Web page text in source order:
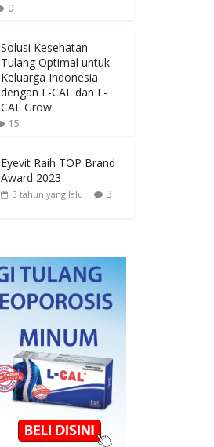
0
Solusi Kesehatan
Tulang Optimal untuk
Keluarga Indonesia
dengan L-CAL dan L-
CAL Grow
15
Eyevit Raih TOP Brand
Award 2023
3 tahun yang lalu 3